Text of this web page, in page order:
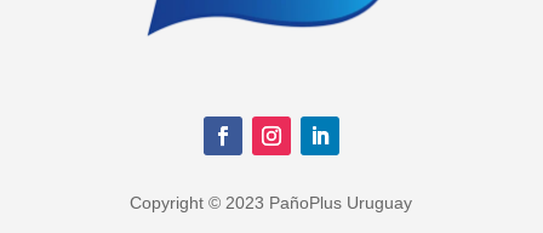
Copyright © 2023 PañoPlus Uruguay